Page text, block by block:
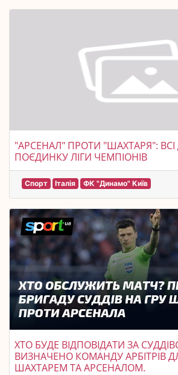
"АРСЕНАЛ" ПРОТИ "ШАХТАРЯ": ВСІ
ПОЄДИНКУ ЛІГИ ЧЕМПІОНІВ
Спорт Італія ФК "Динамо" Київ
ХТО БУДЕ ВІДПОВІДАТИ ЗА
ВИЗНАЧЕНО КОМАНДУ АРБІТРІВ
ШАХТАРЕМ ТА АРСЕНАЛОМ.